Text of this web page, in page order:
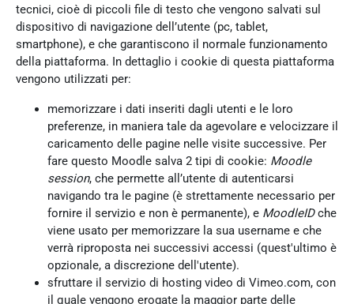
tecnici, cioè di piccoli file di testo che vengono salvati sul
dispositivo di navigazione dell’utente (pc, tablet,
smartphone), e che garantiscono il normale funzionamento
della piattaforma. In dettaglio i cookie di questa piattaforma
vengono utilizzati per:
memorizzare i dati inseriti dagli utenti e le loro
preferenze, in maniera tale da agevolare e velocizzare il
caricamento delle pagine nelle visite successive. Per
fare questo Moodle salva 2 tipi di cookie: Moodle
session, che permette all’utente di autenticarsi
navigando tra le pagine (è strettamente necessario per
fornire il servizio e non è permanente), e MoodleIDche
viene usato per memorizzare la sua username e che
verrà riproposta nei successivi accessi (quest'ultimo è
opzionale, a discrezione dell'utente).
sfruttare il servizio di hosting video di Vimeo.com, con
il quale vengono erogate la maggior parte delle